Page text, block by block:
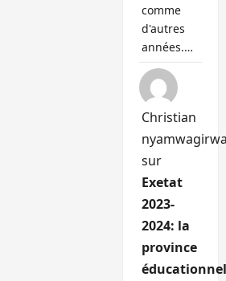
comme
d'autres
années.…
Christian
sur
Exetat
2023-
2024: la
province